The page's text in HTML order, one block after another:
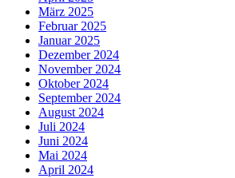
März 2025
Februar 2025
Januar 2025
Dezember 2024
November 2024
Oktober 2024
September 2024
August 2024
Juli 2024
Juni 2024
Mai 2024
April 2024